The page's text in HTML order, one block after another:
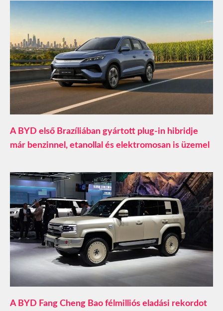
A BYD első Brazíliában gyártott plug-in hibridje
már benzinnel, etanollal és elektromosan is üzemel
A BYD Fang Cheng Bao félmilliós eladási rekordot